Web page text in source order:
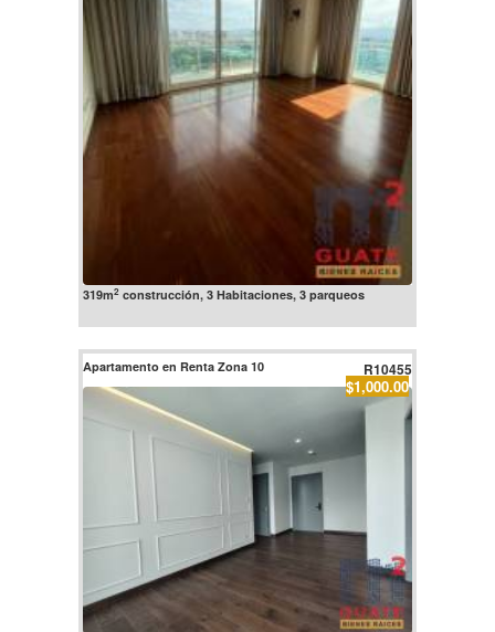
319m2construcción, 3 Habitaciones, 3 parqueos
Apartamento en Renta Zona 10 R10455
$1,000.00